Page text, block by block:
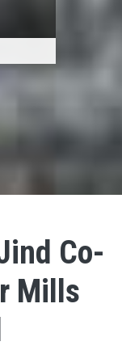
Co-
Mills